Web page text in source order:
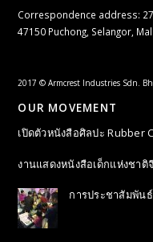
Correspondence address:
47150 Puchong, Selangor,
2017 © Armcrest Industries Sdn.
OUR MOVEMENT
เปิดตัวหนังสือศิลปะ Rubber
งานแสดงหนังสือเด็กแห่งชาติ
การประชาสัมพัน